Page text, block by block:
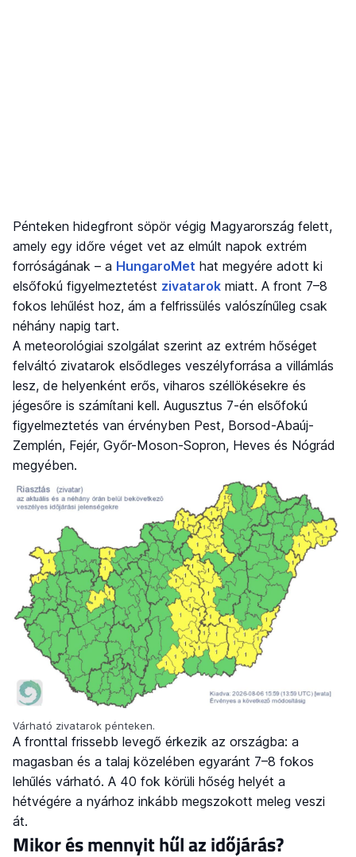
Pénteken hidegfront söpör végig Magyarország felett,
amely egy időre véget vet az elmúlt napok extrém
forróságának – a HungaroMet hat megyére adott ki
elsőfokú figyelmeztetést zivatarok miatt. A front 7–8
fokos lehűlést hoz, ám a felfrissülés valószínűleg csak
néhány napig tart.
A meteorológiai szolgálat szerint az extrém hőséget
felváltó zivatarok elsődleges veszélyforrása a villámlás
lesz, de helyenként erős, viharos széllökésekre és
jégesőre is számítani kell. Augusztus 7-én elsőfokú
figyelmeztetés van érvényben Pest, Borsod-Abaúj-
Zemplén, Fejér, Győr-Moson-Sopron, Heves és Nógrád
megyében.
Várható zivatarok pénteken.
A fronttal frissebb levegő érkezik az országba: a
magasban és a talaj közelében egyaránt 7–8 fokos
lehűlés várható. A 40 fok körüli hőség helyét a
hétvégére a nyárhoz inkább megszokott meleg veszi
át.
Mikor és mennyit hűl az időjárás?